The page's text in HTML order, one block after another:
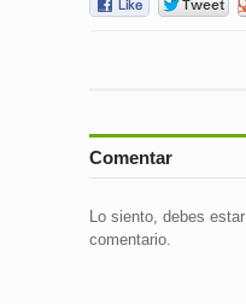
Comentar
Lo siento, debes estar
comentario.